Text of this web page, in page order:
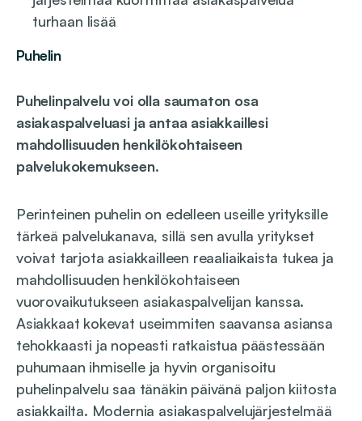
turhaan lisää
Puhelin
Puhelinpalvelu voi olla saumaton osa
asiakaspalveluasi ja antaa asiakkaillesi
mahdollisuuden henkilökohtaiseen
palvelukokemukseen.
Perinteinen puhelin on edelleen useille yrityksille
tärkeä palvelukanava, sillä sen avulla yritykset
voivat tarjota asiakkailleen reaaliaikaista tukea ja
mahdollisuuden henkilökohtaiseen
vuorovaikutukseen asiakaspalvelijan kanssa.
Asiakkaat kokevat useimmiten saavansa asiansa
tehokkaasti ja nopeasti ratkaistua päästessään
puhumaan ihmiselle ja hyvin organisoitu
puhelinpalvelu saa tänäkin päivänä paljon kiitosta
asiakkailta. Modernia asiakaspalvelujärjestelmää